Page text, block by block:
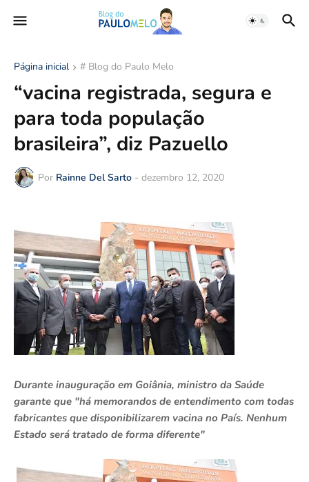
Página inicial # Blog do Paulo Melo
“vacina registrada, segura e
para toda população
brasileira”, diz Pazuello
Por Rainne Del Sarto - dezembro 12, 2020
Durante inauguração em Goiânia, ministro da Saúde
garante que "há memorandos de entendimento com todas
fabricantes que disponibilizarem vacina no País. Nenhum
Estado será tratado de forma diferente"